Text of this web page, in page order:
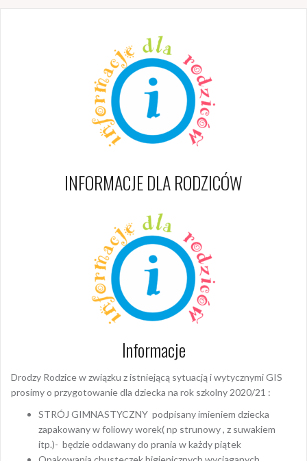
INFORMACJE DLA RODZICÓW
Informacje
Drodzy Rodzice w związku z istniejącą sytuacją i wytycznymi GIS
prosimy o przygotowanie dla dziecka na rok szkolny 2020/21 :
STRÓJ GIMNASTYCZNY podpisany imieniem dziecka
zapakowany w foliowy worek( np strunowy , z suwakiem
itp.)- będzie oddawany do prania w każdy piątek